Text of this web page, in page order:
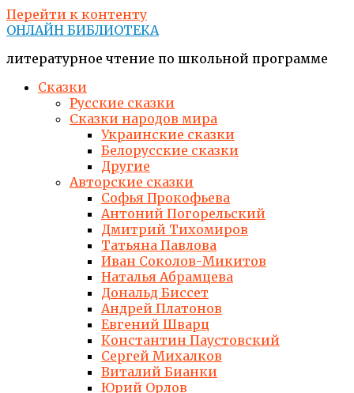
Перейти к контенту
ОНЛАЙН БИБЛИОТЕКА
литературное чтение по школьной программе
Сказки
Русские сказки
Сказки народов мира
Украинские сказки
Белорусские сказки
Другие
Авторские сказки
Софья Прокофьева
Антоний Погорельский
Дмитрий Тихомиров
Татьяна Павлова
Иван Соколов-Микитов
Наталья Абрамцева
Дональд Биссет
Андрей Платонов
Евгений Шварц
Константин Паустовский
Сергей Михалков
Виталий Бианки
Юрий Орлов